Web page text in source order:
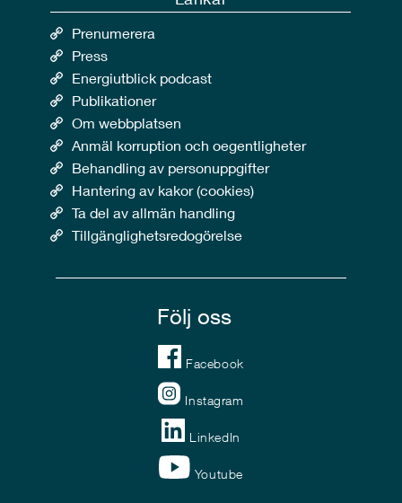
Prenumerera
Press
Energiutblick podcast
Publikationer
Om webbplatsen
Anmäl korruption och oegentligheter
Behandling av personuppgifter
Hantering av kakor (cookies)
Ta del av allmän handling
Tillgänglighetsredogörelse
Följ oss
Facebook
Instagram
LinkedIn
Youtube